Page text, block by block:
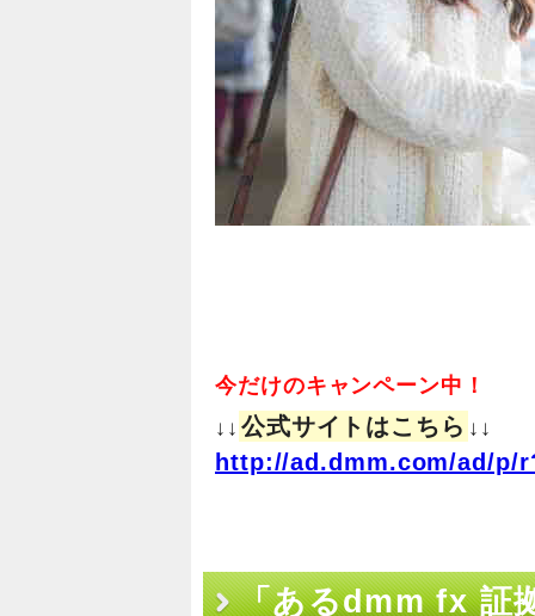
今だけのキャンペーン中！
↓↓ 公式サイトはこちら ↓↓
http://ad.dmm.com/ad/p/
「あるdmm fx 証